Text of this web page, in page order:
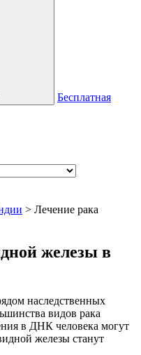
Бесплатная
> Лечение рака
железы в
наследственных
видов рака
в ДНК человека могут
железы станут